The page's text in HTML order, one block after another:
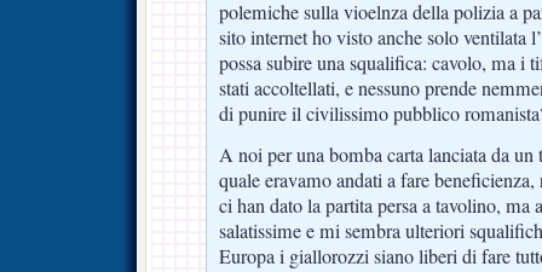
polemiche sulla vioelnza della polizia a
sito internet ho visto anche solo ventilata
possa subire una squalifica: cavolo, ma i
stati accoltellati, e nessuno prende
di punire il civilissimo pubblico
A noi per una bomba carta lanciata da un
quale eravamo andati a fare
ci han dato la partita persa a tavolino, ma
salatissime e mi sembra ulteriori
Europa i giallorozzi siano liberi di fare